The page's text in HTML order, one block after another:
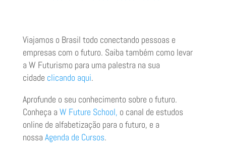
Viajamos o Brasil todo conectando pessoas e
empresas com o futuro. Saiba também como levar
a W Futurismo para uma palestra na sua
cidade clicando aqui.
Aprofunde o seu conhecimento sobre o futuro.
Conheça a W Future School, o canal de estudos
online de alfabetização para o futuro, e a
nossa Agenda de Cursos.